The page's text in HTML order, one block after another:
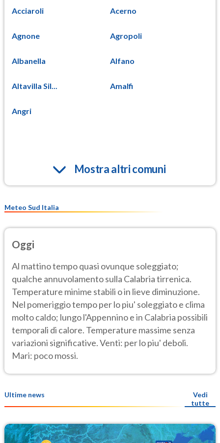
Acciaroli Acerno
Agnone Agropoli
Albanella Alfano
Altavilla Sil... Amalfi
Angri
Mostra altri comuni
Meteo Sud Italia
Oggi
Al mattino tempo quasi ovunque soleggiato;
qualche annuvolamento sulla Calabria tirrenica.
Temperature minime stabili o in lieve diminuzione.
Nel pomeriggio tempo per lo piu' soleggiato e clima
molto caldo; lungo l'Appennino e in Calabria possibili
temporali di calore. Temperature massime senza
variazioni significative. Venti: per lo piu' deboli.
Mari: poco mossi.
Ultime news
Vedi
tutte